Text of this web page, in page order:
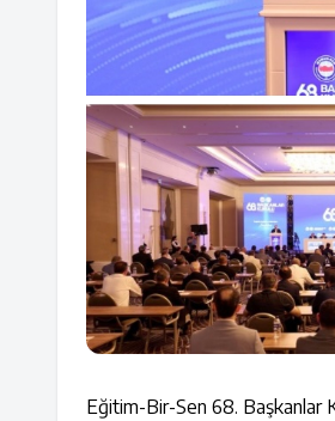
Eğitim-Bir-Sen 68. Başkanlar